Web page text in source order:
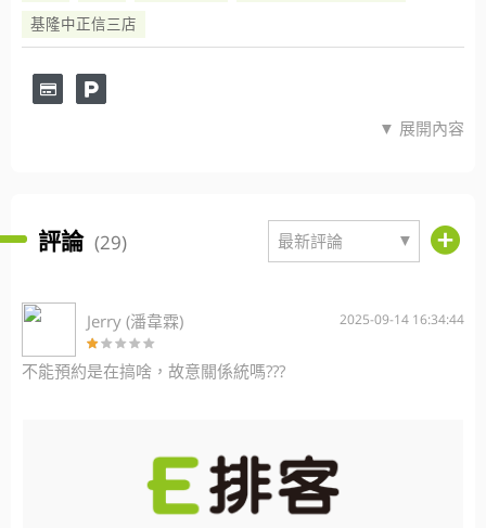
基隆中正信三店
▼ 展開內容
評論 (29) 最新評論 ▼
Jerry (潘韋霖) 2025-09-14 16:34:44
不能預約是在搞啥，故意關係統嗎???